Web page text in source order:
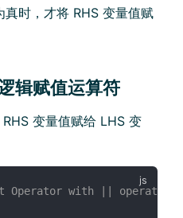
真时，才将 RHS 变量值赋
辑赋值运算符
变量值赋给 LHS 变
Operator with || operator